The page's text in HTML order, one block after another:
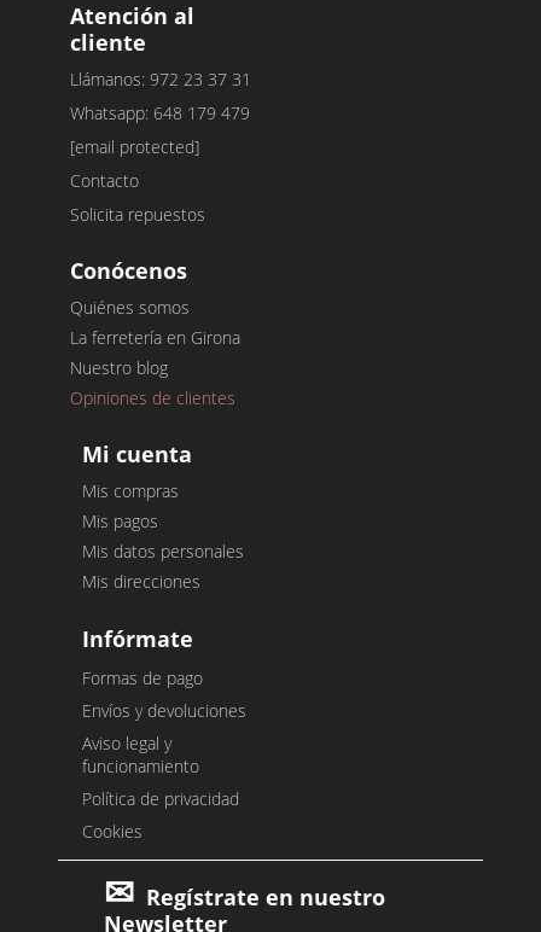
Atención al
cliente
Llámanos: 972 23 37 31
Whatsapp: 648 179 479
[email protected]
Contacto
Solicita repuestos
Conócenos
Quiénes somos
La ferretería en Girona
Nuestro blog
Opiniones de clientes
Mi cuenta
Mis compras
Mis pagos
Mis datos personales
Mis direcciones
Infórmate
Formas de pago
Envíos y devoluciones
Aviso legal y
funcionamiento
Política de privacidad
Cookies
Regístrate en nuestro
Newsletter